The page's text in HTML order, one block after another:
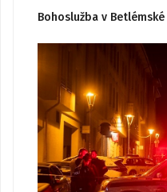
Bohoslužba v